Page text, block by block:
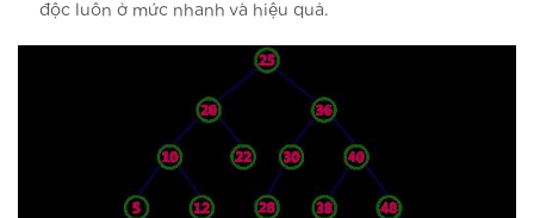
độc luôn ở mức nhanh và hiệu quả.